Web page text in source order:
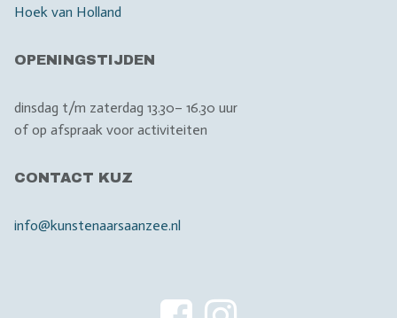
Hoek van Holland
OPENINGSTIJDEN
dinsdag t/m zaterdag 13.30– 16.30 uur
of op afspraak voor activiteiten
CONTACT KUZ
info@kunstenaarsaanzee.nl